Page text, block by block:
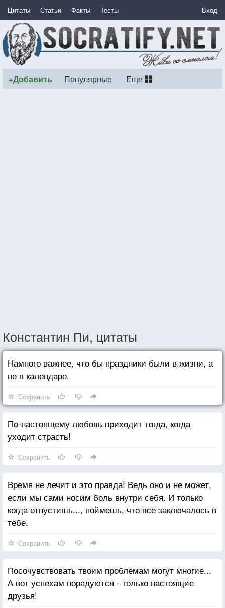
Цитаты Статьи Факты Тесты Вход
+Добавить Популярные Еще
Константин Пи, цитаты
Намного важнее, что бы праздники были в жизни, а
не в календаре.
Сохранить
По-настоящему любовь приходит тогда, когда
уходит страсть!
Сохранить
Время не лечит и это правда! Ведь оно и не может,
если мы сами носим боль внутри себя. И только
когда отпустишь..., поймешь, что все заключалось в
тебе.
Сохранить
Посочувствовать твоим проблемам могут многие...
А вот успехам порадуются - только настоящие
друзья!